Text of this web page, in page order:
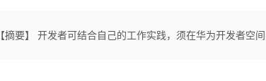
【摘要】 开发者可结合自己的工作实践，须在华为开发者空